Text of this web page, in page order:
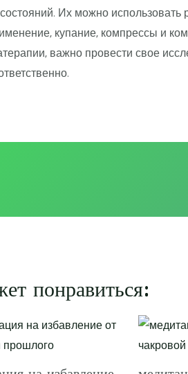
Их можно использовать
купание, компрессы и
важно провести свое
понравиться: